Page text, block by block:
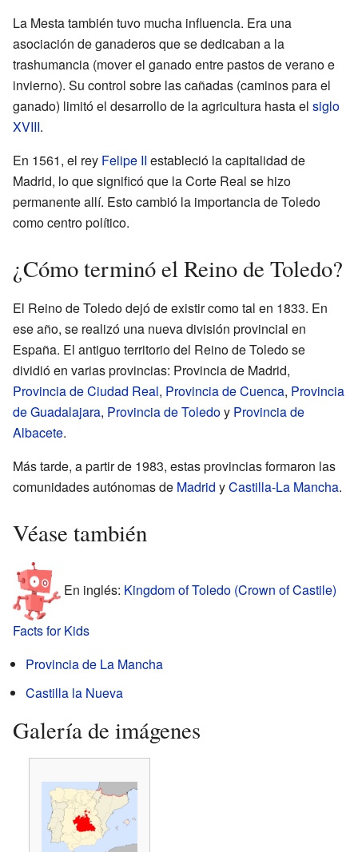
La Mesta también tuvo mucha influencia. Era una
asociación de ganaderos que se dedicaban a la
trashumancia (mover el ganado entre pastos de verano e
invierno). Su control sobre las cañadas (caminos para el
ganado) limitó el desarrollo de la agricultura hasta el siglo
XVIII.
En 1561, el rey Felipe II estableció la capitalidad de
Madrid, lo que significó que la Corte Real se hizo
permanente allí. Esto cambió la importancia de Toledo
como centro político.
¿Cómo terminó el Reino de Toledo?
El Reino de Toledo dejó de existir como tal en 1833. En
ese año, se realizó una nueva división provincial en
España. El antiguo territorio del Reino de Toledo se
dividió en varias provincias: Provincia de Madrid,
Provincia de Ciudad Real, Provincia de Cuenca, Provincia
de Guadalajara, Provincia de Toledoy Provincia de
Albacete.
Más tarde, a partir de 1983, estas provincias formaron las
comunidades autónomas de Madrid yCastilla-La Mancha.
Véase también
En inglés: Kingdom of Toledo (Crown of Castile)
Facts for Kids
Provincia de La Mancha
Castilla la Nueva
Galería de imágenes